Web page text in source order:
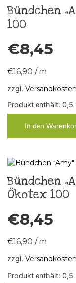
Bündchen
100
€8,45
€16,90 / m
zzgl. Versandkosten
Produkt enthält: 0,5
In den
Bündchen
Ökotex 100
€8,45
€16,90 / m
zzgl. Versandkosten
Produkt enthält: 0,5